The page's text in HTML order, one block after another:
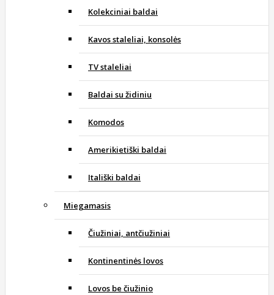
Kolekciniai baldai
Kavos staleliai, konsolės
TV staleliai
Baldai su židiniu
Komodos
Amerikietiški baldai
Itališki baldai
Miegamasis
Čiužiniai, antčiužiniai
Kontinentinės lovos
Lovos be čiužinio